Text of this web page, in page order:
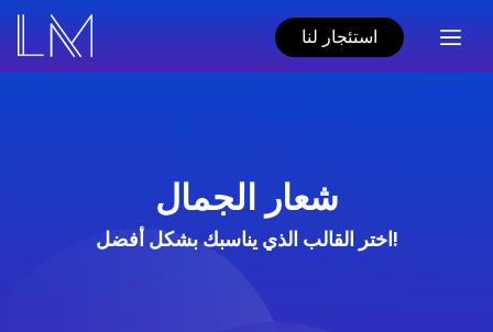
استئجار لنا
شعار الجمال
اختر القالب الذي يناسبك بشكل أفضل!